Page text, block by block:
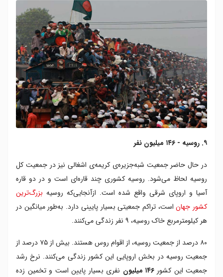
۹. روسیه - ۱۴۶ میلیون نفر
در حال حاضر جمعیت شبه‌جزیره‌ی کریمه‌ی اشغالی نیز در جمعیت کل
روسیه لحاظ می‌شود. روسیه کشوری چند قاره‌ای است و در دو قاره
آسیا و اروپای شرقی واقع شده است. ازآنجایی‌که روسیه بزرگ‌ترین
کشور جهاناست، تراکم جمعیتی بسیار پایینی دارد. به‌طور میانگین در
هر کیلومترمربع خاک روسیه، ۹ نفر زندگی می‌کنند.
۸۰ درصد از جمعیت روسیه، از اقوام روس هستند. بیش از ۷۵ درصد از
جمعیت روسیه در بخش اروپایی این کشور زندگی می‌کنند. نرخ رشد
جمعیت این کشور۱۴۶ میلیون
نفری بسیار پایین است و تخمین زده